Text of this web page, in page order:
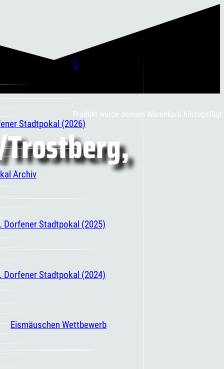
Stadtpokal (2026)
Archiv
Dorfener Stadtpokal (2025)
Dorfener Stadtpokal (2024)
Eismäuschen Wettbewerb
Produkt wurde deinem Warenkorb hinzugefügt.
Trostberg,